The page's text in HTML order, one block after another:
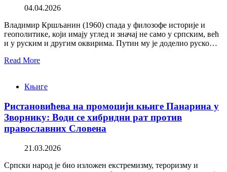
04.04.2026
Владимир Кршљанин (1960) спада у филозофе историје и
геополитике, који имају углед и значај не само у српским, већ
и у руским и другим оквирима. Путин му је доделио руско…
Read More
Књиге
Ристановићева на промоцији књиге Панарина у
Зворнику: Води се хибридни рат против
православних Словена
21.03.2026
Српски народ је био изложен екстремизму, тероризму и